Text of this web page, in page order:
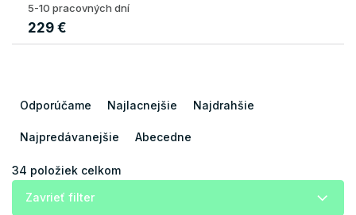
5-10 pracovných dní
229 €
i
Odporúčame Najlacnejšie Najdrahšie
Najpredávanejšie Abecedne
34 položiek celkom
Zavrieť filter